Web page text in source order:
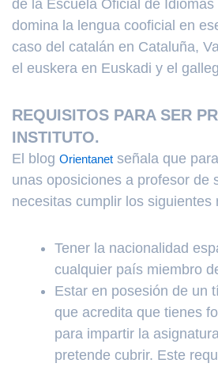
de la Escuela Oficial de
domina la lengua cooficial en
caso del catalán en Cataluña,
el euskera en Euskadi y el
REQUISITOS PARA SER
INSTITUTO.
El blog Orientanet señala que
unas oposiciones a profesor de
necesitas cumplir los siguientes
Tener la nacionalidad
cualquier país miembro
Estar en posesión de un
que acredita que tienes
para impartir la
pretende cubrir. Este